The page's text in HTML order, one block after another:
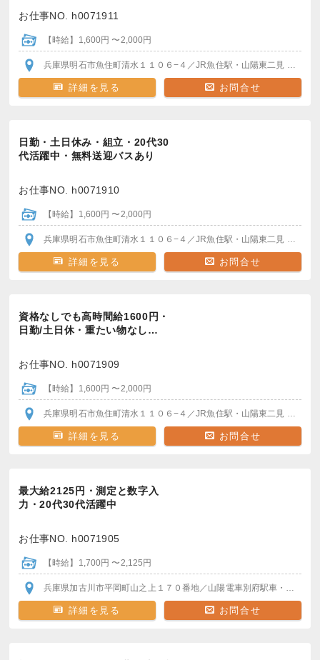
お仕事NO. h0071911
【時給】1,600円 〜2,000円
兵庫県明石市魚住町清水１１０６−４ ／JR魚住駅・山陽東二見 各駅か
詳細を見る お問合せ
日勤・土日休み・組立・20代30
代活躍中・無料送迎バスあり
お仕事NO. h0071910
【時給】1,600円 〜2,000円
兵庫県明石市魚住町清水１１０６−４ ／JR魚住駅・山陽東二見 各駅か
詳細を見る お問合せ
資格なしでも高時間給1600円・
日勤/土日休・重たい物なし…
お仕事NO. h0071909
【時給】1,600円 〜2,000円
兵庫県明石市魚住町清水１１０６−４ ／JR魚住駅・山陽東二見 各駅か
詳細を見る お問合せ
最大給2125円・測定と数字入
力・20代30代活躍中
お仕事NO. h0071905
【時給】1,700円 〜2,125円
兵庫県加古川市平岡町山之上１７０番地／山陽電車別府駅車・バイク・自転車通勤OK
詳細を見る お問合せ